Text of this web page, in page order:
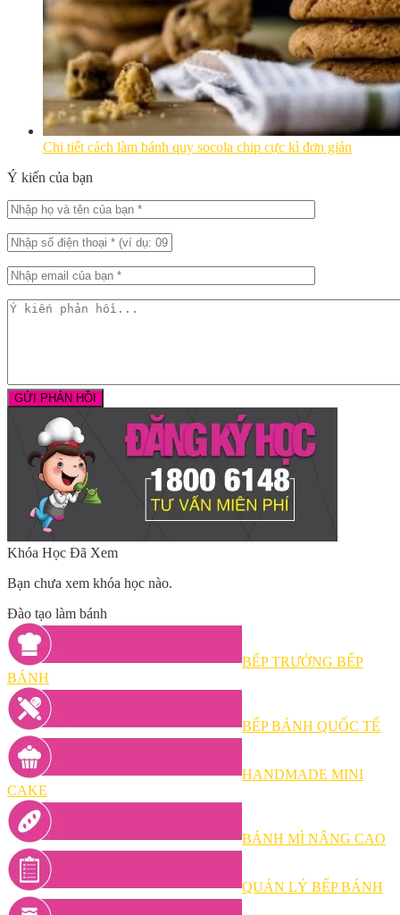
Chi tiết cách làm bánh quy socola chip cực kì đơn giản
Ý kiến của bạn
Khóa Học Đã Xem
Bạn chưa xem khóa học nào.
Đào tạo làm bánh
BẾP TRƯỞNG BẾP
BÁNH
BẾP BÁNH QUỐC TẾ
HANDMADE MINI
CAKE
BÁNH MÌ NÂNG CAO
QUẢN LÝ BẾP BÁNH